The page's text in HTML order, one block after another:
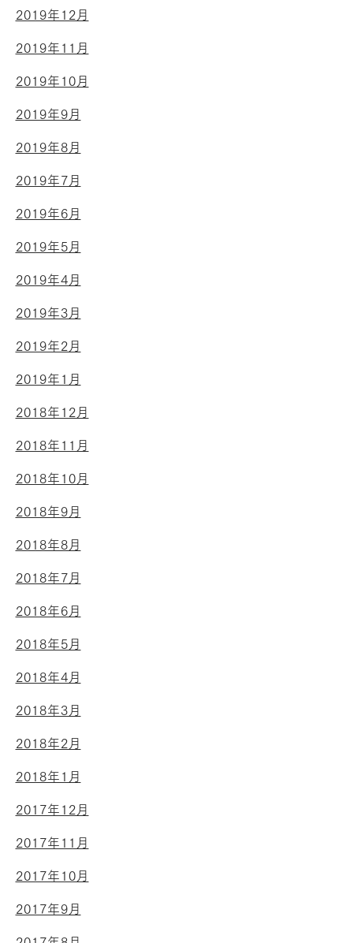
2019年12月
2019年11月
2019年10月
2019年9月
2019年8月
2019年7月
2019年6月
2019年5月
2019年4月
2019年3月
2019年2月
2019年1月
2018年12月
2018年11月
2018年10月
2018年9月
2018年8月
2018年7月
2018年6月
2018年5月
2018年4月
2018年3月
2018年2月
2018年1月
2017年12月
2017年11月
2017年10月
2017年9月